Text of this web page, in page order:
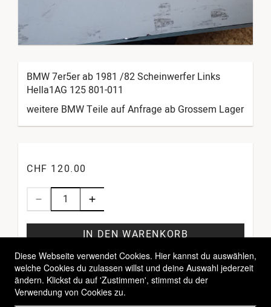
BMW 7er5er ab 1981 /82 Scheinwerfer Links
Hella1AG 125 801-011
weitere BMW Teile auf Anfrage ab Grossem Lager
CHF 120.00
IN DEN WARENKORB
Diese Webseite verwendet Cookies. Hier kannst du auswählen,
welche Cookies du zulassen willst und deine Auswahl jederzeit
ändern. Klickst du auf 'Zustimmen', stimmst du der
Verwendung von Cookies zu.